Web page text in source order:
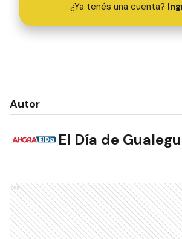
¿Ya tenés una cuenta?
Autor
El Día de
Ads